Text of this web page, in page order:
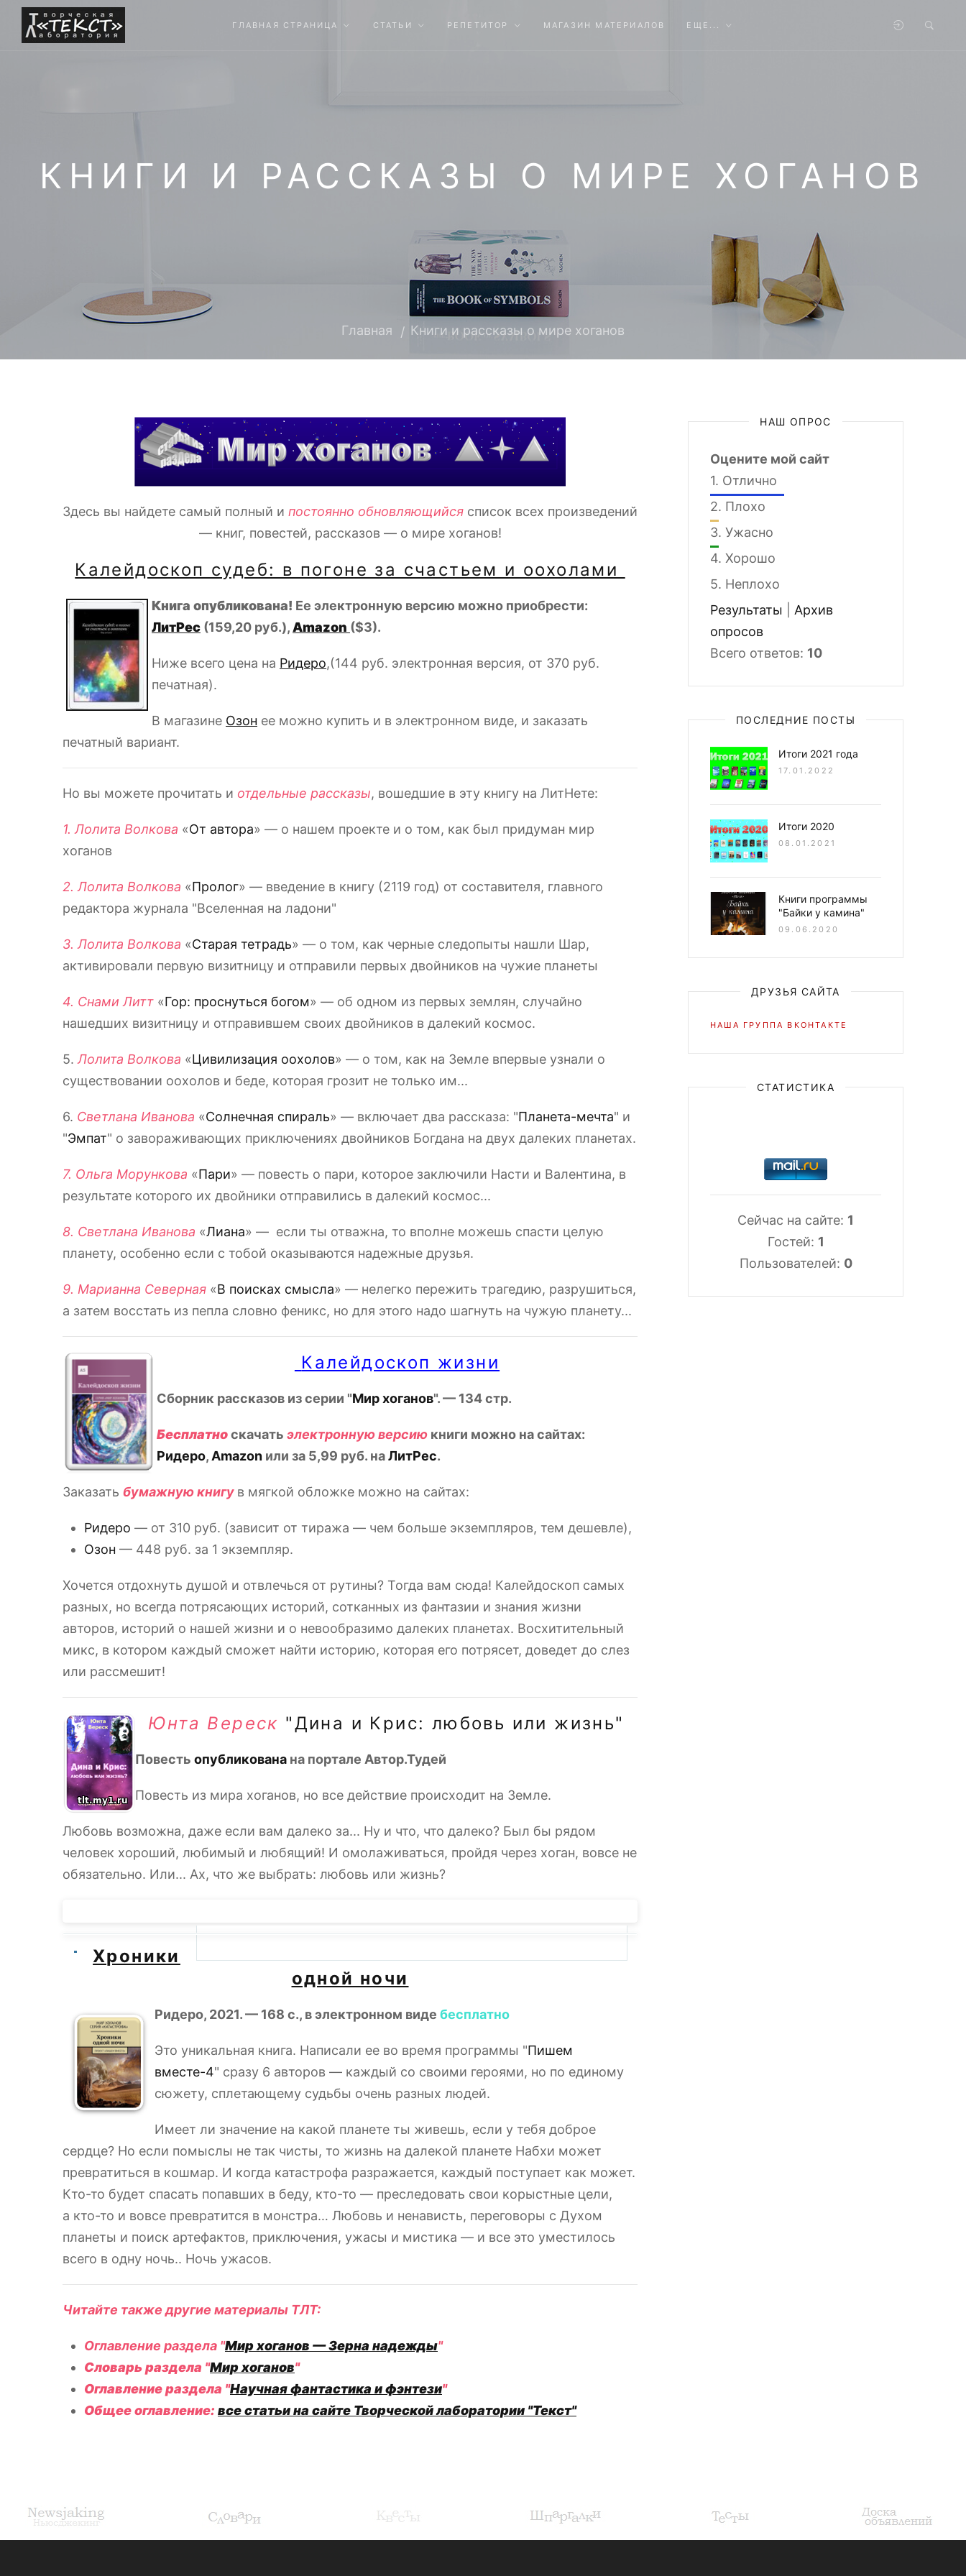
ГЛАВНАЯ СТРАНИЦА СТАТЬИ РЕПЕТИТОР МАГАЗИН МАТЕРИАЛОВ ЕЩЕ...
КНИГИ И РАССКАЗЫ О МИРЕ ХОГАНОВ
Главная Книги и рассказы о мире хоганов
Здесь вы найдете самый полный и постоянно обновляющийся список всех произведений
— книг, повестей, рассказов — о мире хоганов!
Калейдоскоп судеб: в погоне за счастьем и оохолами
Книга опубликована! Ее электронную версию можно приобрести:
ЛитРес (159,20 руб.),Amazon ($3).
Ниже всего цена на Ридеро,(144 руб. электронная версия, от 370 руб.
печатная).
В магазине Озон ее можно купить и в электронном виде, и заказать
печатный вариант.
Но вы можете прочитать и отдельные рассказы, вошедшие в эту книгу на ЛитНете:
1. Лолита Волкова «От автора» — о нашем проекте и о том, как был придуман мир
хоганов
2. Лолита Волкова «Пролог» — введение в книгу (2119 год) от составителя, главного
редактора журнала "Вселенная на ладони"
3. Лолита Волкова «Старая тетрадь» — о том, как черные следопыты нашли Шар,
активировали первую визитницу и отправили первых двойников на чужие планеты
4. Снами Литт «Гор: проснуться богом» — об одном из первых землян, случайно
нашедших визитницу и отправившем своих двойников в далекий космос.
5. Лолита Волкова «Цивилизация оохолов» — о том, как на Земле впервые узнали о
существовании оохолов и беде, которая грозит не только им...
6. Светлана Иванова «Солнечная спираль» — включает два рассказа: "Планета-мечта" и
"Эмпат" о завораживающих приключениях двойников Богдана на двух далеких планетах.
7. Ольга Морункова «Пари» — повесть о пари, которое заключили Насти и Валентина, в
результате которого их двойники отправились в далекий космос...
8. Светлана Иванова «Лиана» — если ты отважна, то вполне можешь спасти целую
планету, особенно если с тобой оказываются надежные друзья.
9. Марианна Северная «В поисках смысла» — нелегко пережить трагедию, разрушиться,
а затем восстать из пепла словно феникс, но для этого надо шагнуть на чужую планету...
Калейдоскоп жизни
Сборник рассказов из серии "Мир хоганов". — 134 стр.
Бесплатноскачать электронную версию книги можно на сайтах:
Ридеро, Amazon или за 5,99 руб. наЛитРес.
Заказать бумажную книгу в мягкой обложке можно на сайтах:
Ридеро — от 310 руб. (зависит от тиража — чем больше экземпляров, тем дешевле),
Озон — 448 руб. за 1 экземпляр.
Хочется отдохнуть душой и отвлечься от рутины? Тогда вам сюда! Калейдоскоп самых
разных, но всегда потрясающих историй, сотканных из фантазии и знания жизни
авторов, историй о нашей жизни и о невообразимо далеких планетах. Восхитительный
микс, в котором каждый сможет найти историю, которая его потрясет, доведет до слез
или рассмешит!
Юнта Вереск "Дина и Крис: любовь или жизнь"
Повесть опубликована на портале Автор.Тудей
Повесть из мира хоганов, но все действие происходит на Земле.
Любовь возможна, даже если вам далеко за... Ну и что, что далеко? Был бы рядом
человек хороший, любимый и любящий! И омолаживаться, пройдя через хоган, вовсе не
обязательно. Или... Ах, что же выбрать: любовь или жизнь?
Хроники
одной ночи
Ридеро, 2021. — 168 с., в электронном виде бесплатно
Это уникальная книга. Написали ее во время программы "Пишем
вместе-4" сразу 6 авторов — каждый со своими героями, но по единому
сюжету, сплетающему судьбы очень разных людей.
Имеет ли значение на какой планете ты живешь, если у тебя доброе
сердце? Но если помыслы не так чисты, то жизнь на далекой планете Набхи может
превратиться в кошмар. И когда катастрофа разражается, каждый поступает как может.
Кто-то будет спасать попавших в беду, кто-то — преследовать свои корыстные цели,
а кто-то и вовсе превратится в монстра… Любовь и ненависть, переговоры с Духом
планеты и поиск артефактов, приключения, ужасы и мистика — и все это уместилось
всего в одну ночь.. Ночь ужасов.
Читайте также другие материалы ТЛТ:
Оглавление раздела "Мир хоганов — Зерна надежды"
Словарь раздела "Мир хоганов"
Оглавление раздела "Научная фантастика и фэнтези"
Общее оглавление: все статьи на сайте Творческой лаборатории "Текст"
НАШ ОПРОС
Оцените мой сайт
1. Отлично
2. Плохо
3. Ужасно
4. Хорошо
5. Неплохо
Результаты
Архив
опросов
Всего ответов: 10
ПОСЛЕДНИЕ ПОСТЫ
Итоги 2021 года
17.01.2022
Итоги 2020
08.01.2021
Книги программы
"Байки у камина"
09.06.2020
ДРУЗЬЯ САЙТА
НАША ГРУППА ВКОНТАКТЕ
СТАТИСТИКА
Сейчас на сайте: 1
Гостей: 1
Пользователей: 0